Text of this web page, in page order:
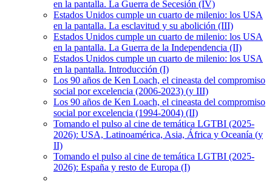
en la pantalla. La Guerra de Secesión (IV)
Estados Unidos cumple un cuarto de milenio: los USA
en la pantalla. La esclavitud y su abolición (III)
Estados Unidos cumple un cuarto de milenio: los USA
en la pantalla. La Guerra de la Independencia (II)
Estados Unidos cumple un cuarto de milenio: los USA
en la pantalla. Introducción (I)
Los 90 años de Ken Loach, el cineasta del compromiso
social por excelencia (2006-2023) (y III)
Los 90 años de Ken Loach, el cineasta del compromiso
social por excelencia (1994-2004) (II)
Tomando el pulso al cine de temática LGTBI (2025-
2026): USA, Latinoamérica, Asia, África y Oceanía (y
II)
Tomando el pulso al cine de temática LGTBI (2025-
2026): España y resto de Europa (I)